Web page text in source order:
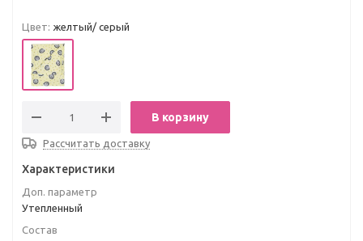
Цвет: желтый/ серый
В корзину
Рассчитать доставку
Характеристики
Доп. параметр
Утепленный
Состав